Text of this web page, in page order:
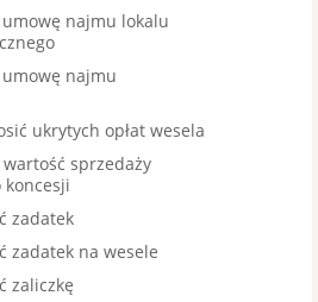
najmu lokalu
najmu
ukrytych opłat wesela
sprzedaży
zadatek
zadatek na wesele
zaliczkę